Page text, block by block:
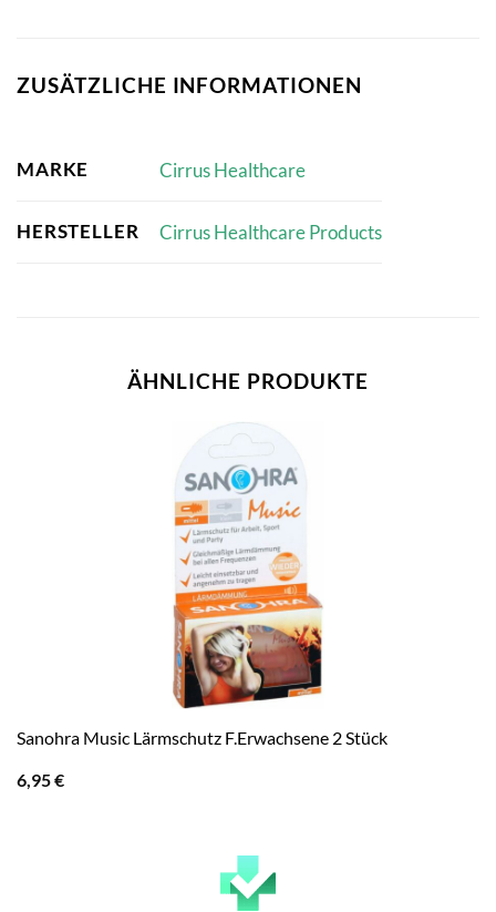
ZUSÄTZLICHE INFORMATIONEN
MARKE Cirrus Healthcare
HERSTELLER Cirrus Healthcare Products
ÄHNLICHE PRODUKTE
Sanohra Music Lärmschutz F.Erwachsene 2 Stück
6,95€